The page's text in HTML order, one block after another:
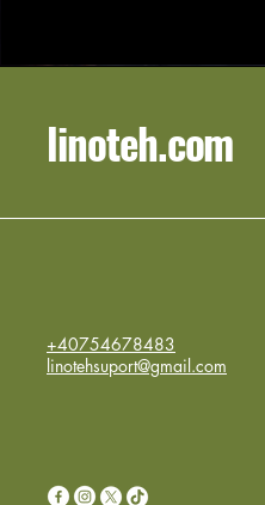
linoteh.com
+40754678483
linotehsuport@gmail.com